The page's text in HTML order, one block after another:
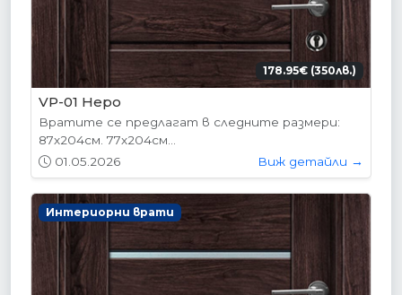
178.95€ (350лв.)
VP-01 Hepo
Вратите се предлагат в следните размери:
87х204см. 77х204см...
01.05.2026
Виж детайли →
Интериорни врати